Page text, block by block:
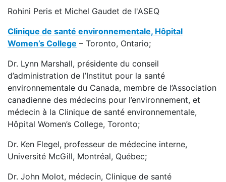
Rohini Peris et Michel Gaudet de l'ASEQ
Clinique de santé environnementale, Hôpital
Women’s College – Toronto, Ontario;
Dr. Lynn Marshall, présidente du conseil
d’administration de l’Institut pour la santé
environnementale du Canada, membre de l’Association
canadienne des médecins pour l’environnement, et
médecin à la Clinique de santé environnementale,
Hôpital Women’s College, Toronto;
Dr. Ken Flegel, professeur de médecine interne,
Université McGill, Montréal, Québec;
Dr. John Molot, médecin, Clinique de santé